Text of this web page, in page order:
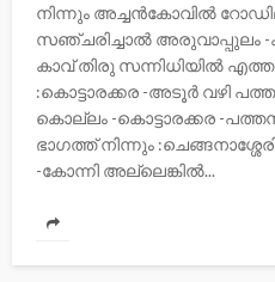
നിന്നും അച്ചന്‍കോവില്‍
സഞ്ചരിച്ചാല്‍ അരുവാപ്പുലം -
കാവ് തിരു സന്നിധിയില്‍
:കൊട്ടാരക്കര -അടൂര്‍ വഴി
കൊല്ലം -കൊട്ടാരക്കര -
ഭാഗത്ത്‌ നിന്നും
-കോന്നി അല്ലെങ്കില്‍...